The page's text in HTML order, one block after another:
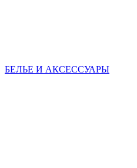
БЕЛЬЕ И АКСЕССУАРЫ